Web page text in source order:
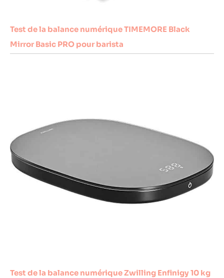
Test de la balance numérique TIMEMORE Black
Mirror Basic PRO pour barista
Test de la balance numérique Zwilling Enfinigy 10 kg